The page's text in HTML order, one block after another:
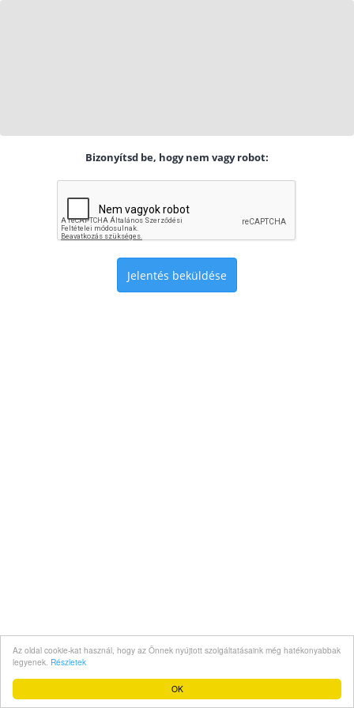
OK
Az oldal cookie-kat használ, hogy az Önnek nyújtott szolgáltatásaink még hatékonyabbak
legyenek. Részletek
Bizonyítsd be, hogy nem vagy robot:
Jelentés beküldése